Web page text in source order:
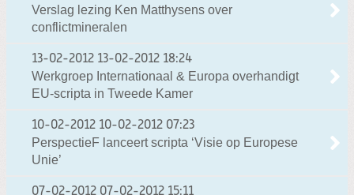
Verslag lezing Ken Matthysens over
conflictmineralen
13-02-2012 13-02-2012 18:24
Werkgroep Internationaal & Europa overhandigt
EU-scripta in Tweede Kamer
10-02-2012 10-02-2012 07:23
PerspectieF lanceert scripta ‘Visie op Europese
Unie’
07-02-2012 07-02-2012 15:11